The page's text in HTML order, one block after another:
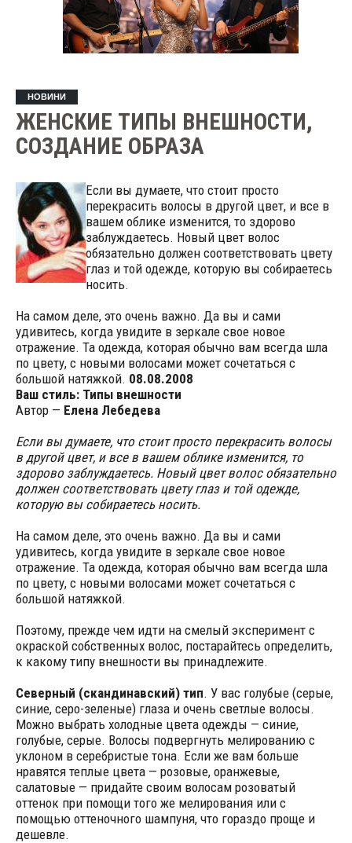
НОВИНИ
ЖЕНСКИЕ ТИПЫ ВНЕШНОСТИ,
СОЗДАНИЕ ОБРАЗА
Если вы думаете, что стоит просто
перекрасить волосы в другой цвет, и все в
вашем облике изменится, то здорово
заблуждаетесь. Новый цвет волос
обязательно должен соответствовать цвету
глаз и той одежде, которую вы собираетесь
носить.
На самом деле, это очень важно. Да вы и сами
удивитесь, когда увидите в зеркале свое новое
отражение. Та одежда, которая обычно вам всегда шла
по цвету, с новыми волосами может сочетаться с
большой натяжкой. 08.08.2008
Ваш стиль: Типы внешности
Автор — Елена Лебедева
Если вы думаете, что стоит просто перекрасить волосы
в другой цвет, и все в вашем облике изменится, то
здорово заблуждаетесь. Новый цвет волос обязательно
должен соответствовать цвету глаз и той одежде,
которую вы собираетесь носить.
На самом деле, это очень важно. Да вы и сами
удивитесь, когда увидите в зеркале свое новое
отражение. Та одежда, которая обычно вам всегда шла
по цвету, с новыми волосами может сочетаться с
большой натяжкой.
Поэтому, прежде чем идти на смелый эксперимент с
окраской собственных волос, постарайтесь определить,
к какому типу внешности вы принадлежите.
Северный (скандинавский) тип. У вас голубые (серые,
синие, серо-зеленые) глаза и очень светлые волосы.
Можно выбрать холодные цвета одежды — синие,
голубые, серые. Волосы подвергнуть мелированию с
уклоном в серебристые тона. Если же вам больше
нравятся теплые цвета — розовые, оранжевые,
салатовые — придайте своим волосам розоватый
оттенок при помощи того же мелирования или с
помощью оттеночного шампуня, что гораздо проще и
дешевле.